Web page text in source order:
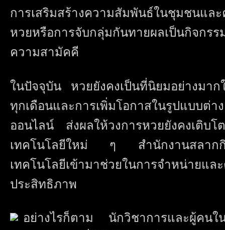
การเสริมสร้างความสัมพันธ์ในชุมชนแล
หวยหรือการจับกลุ่มกันทายผลเป็นกิจกร
ความสามัคคี
ในปัจจุบัน หวยยังคงเป็นที่นิยมอย่างมา
ทุกเดือนและการเพิ่มโอกาสในรูปแบบต่
ออนไลน์ ส่งผลให้วงการหวยยังคงเติบ
เทคโนโลยีใหม่ ๆ สำนักงานสลากกิน
เทคโนโลยีเข้ามาช่วยในการจำหน่ายแล
ประสิทธิภาพ
อย่างไรก็ตาม นักวิชาการและผู้คนใ